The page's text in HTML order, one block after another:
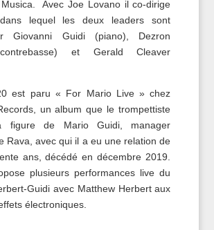
Avec Joe Lovano il co-dirige
lequel les deux leaders sont
Giovanni Guidi (piano), Dezron
et Gerald Cleaver
est paru « For Mario Live » chez
un album que le trompettiste
figure de Mario Guidi, manager
Rava, avec qui il a eu une relation de
ans, décédé en décembre 2019.
plusieurs performances live du
Guidi avec Matthew Herbert aux
électroniques.